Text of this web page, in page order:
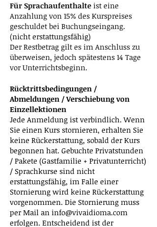
Für Sprachaufenthalte ist eine
Anzahlung von 15% des Kurspreises
geschuldet bei Buchungseingang.
(nicht erstattungsfähig)
Der Restbetrag gilt es im Anschluss zu
überweisen, jedoch spätestens 14 Tage
vor Unterrichtsbeginn.
Rücktrittsbedingungen /
Abmeldungen / Verschiebung von
Einzellektionen
Jede Anmeldung ist verbindlich. Wenn
Sie einen Kurs stornieren, erhalten Sie
keine Rückerstattung, sobald der Kurs
begonnen hat. Gebuchte Privatstunden
/ Pakete (Gastfamilie + Privatunterricht)
/ Sprachkurse sind nicht
erstattungsfähig, im Falle einer
Stornierung wird keine Rückerstattung
vorgenommen. Die Stornierung muss
per Mail an info@vivaidioma.com
erfolgen. Entscheidend ist der